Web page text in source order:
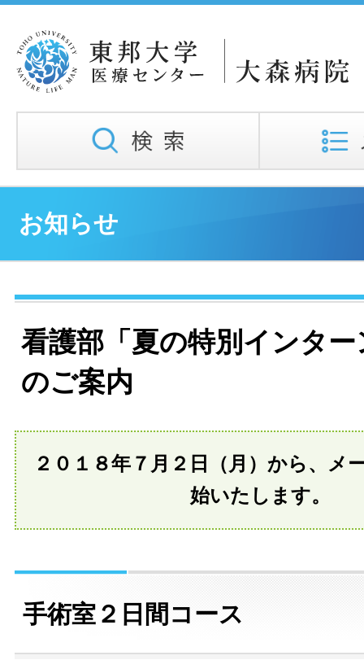
お知らせ
看護部「夏の特別インタ
のご案内
２０１８年７月２日（月）から、メ
始いたします。
手術室２日間コース